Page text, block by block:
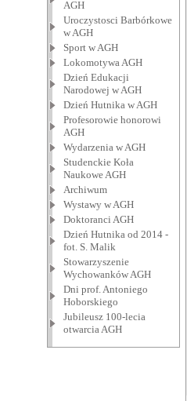
AGH
Uroczystosci Barbórkowe
w AGH
Sport w AGH
Lokomotywa AGH
Dzień Edukacji
Narodowej w AGH
Dzień Hutnika w AGH
Profesorowie honorowi
AGH
Wydarzenia w AGH
Studenckie Koła
Naukowe AGH
Archiwum
Wystawy w AGH
Doktoranci AGH
Dzień Hutnika od 2014 -
fot. S. Malik
Stowarzyszenie
Wychowanków AGH
Dni prof. Antoniego
Hoborskiego
Jubileusz 100-lecia
otwarcia AGH